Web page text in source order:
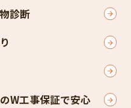
診断
W工事保証で安心